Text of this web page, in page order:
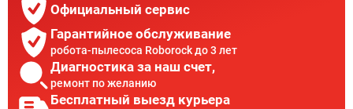
Официальный сервис
Гарантийное обслуживание
робота-пылесоса Roborock до 3 лет
Диагностика за наш счет,
ремонт по желанию
Бесплатный выезд курьера